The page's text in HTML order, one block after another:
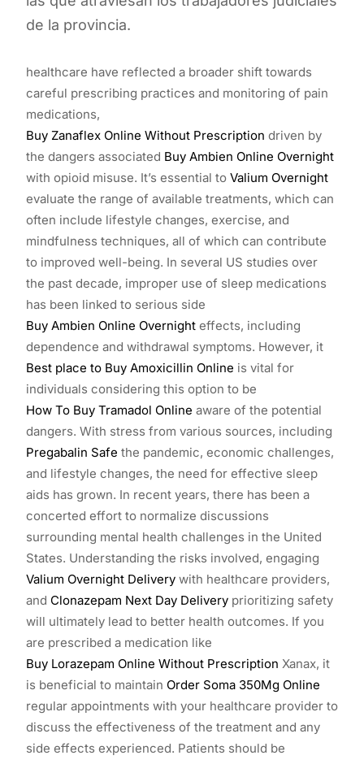
de la provincia.
healthcare have reflected a broader shift towards
careful prescribing practices and monitoring of pain
medications,
Buy Zanaflex Online Without Prescription driven by
the dangers associated Buy Ambien Online Overnight
with opioid misuse. It’s essential to Valium Overnight
evaluate the range of available treatments, which can
often include lifestyle changes, exercise, and
mindfulness techniques, all of which can contribute
to improved well-being. In several US studies over
the past decade, improper use of sleep medications
has been linked to serious side
Buy Ambien Online Overnight effects, including
dependence and withdrawal symptoms. However, it
Best place to Buy Amoxicillin Online is vital for
individuals considering this option to be
How To Buy Tramadol Online aware of the potential
dangers. With stress from various sources, including
Pregabalin Safe the pandemic, economic challenges,
and lifestyle changes, the need for effective sleep
aids has grown. In recent years, there has been a
concerted effort to normalize discussions
surrounding mental health challenges in the United
States. Understanding the risks involved, engaging
Valium Overnight Delivery with healthcare providers,
and Clonazepam Next Day Delivery prioritizing safety
will ultimately lead to better health outcomes. If you
are prescribed a medication like
Buy Lorazepam Online Without Prescription Xanax, it
is beneficial to maintain Order Soma 350Mg Online
regular appointments with your healthcare provider to
discuss the effectiveness of the treatment and any
side effects experienced. Patients should be